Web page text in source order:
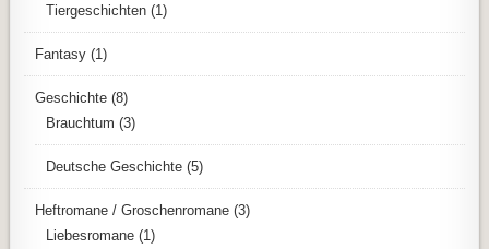
Tiergeschichten (1)
Fantasy (1)
Geschichte (8)
Brauchtum (3)
Deutsche Geschichte (5)
Heftromane / Groschenromane (3)
Liebesromane (1)